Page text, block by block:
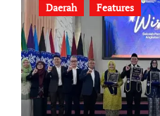
Daerah Features